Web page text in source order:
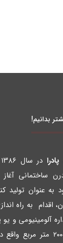
بدانیم!
ساختمانی
عنوان تولید
اقدام به راه
آلومینیومی و
به مساحت ۲۰۰۰ متر